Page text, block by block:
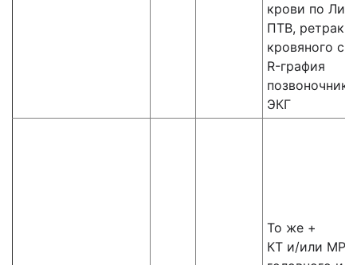
крови по Ли-
ПТВ,
кровяного
R-графия
ЭКГ
То же +
КТ и/или МРТ